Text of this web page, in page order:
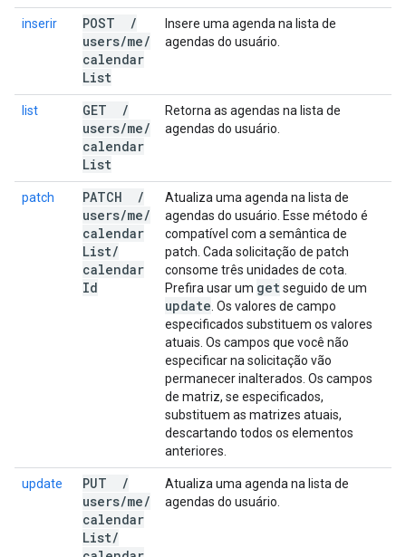
inserir POST
/
users/me/
calendar
List
Insere uma agenda na lista de
agendas do usuário.
list GET
/
users/me/
calendar
List
Retorna as agendas na lista de
agendas do usuário.
patch PATCH
/
users/me/
calendar
List/
calendar
Id
Atualiza uma agenda na lista de
agendas do usuário. Esse método é
compatível com a semântica de
patch. Cada solicitação de patch
consome três unidades de cota.
Prefira usar um getseguido de um
update . Os valores de campo
especificados substituem os valores
atuais. Os campos que você não
especificar na solicitação vão
permanecer inalterados. Os campos
de matriz, se especificados,
substituem as matrizes atuais,
descartando todos os elementos
anteriores.
update PUT
/
users/me/
calendar
List/
Atualiza uma agenda na lista de
agendas do usuário.